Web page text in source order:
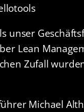
unser
Lean
Zufall
Michael